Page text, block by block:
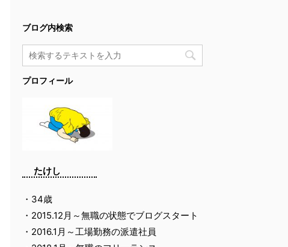
ブログ内検索
プロフィール
たけし
・34歳
・2015.12月～無職の状態でブログスタート
・2016.1月～工場勤務の派遣社員